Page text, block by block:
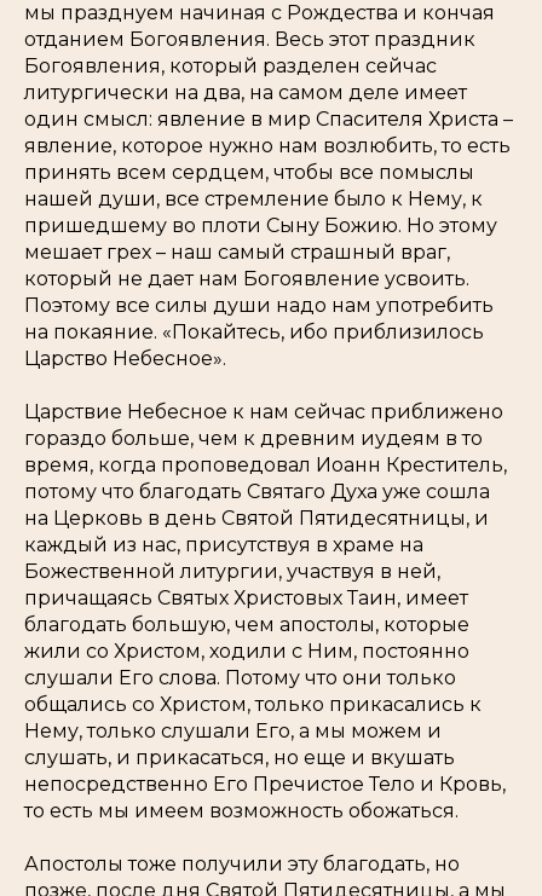
мы празднуем начиная с Рождества и кончая
отданием Богоявления. Весь этот праздник
Богоявления, который разделен сейчас
литургически на два, на самом деле имеет
один смысл: явление в мир Спасителя Христа –
явление, которое нужно нам возлюбить, то есть
принять всем сердцем, чтобы все помыслы
нашей души, все стремление было к Нему, к
пришедшему во плоти Сыну Божию. Но этому
мешает грех – наш самый страшный враг,
который не дает нам Богоявление усвоить.
Поэтому все силы души надо нам употребить
на покаяние. «Покайтесь, ибо приблизилось
Царство Небесное».
Царствие Небесное к нам сейчас приближено
гораздо больше, чем к древним иудеям в то
время, когда проповедовал Иоанн Креститель,
потому что благодать Святаго Духа уже сошла
на Церковь в день Святой Пятидесятницы, и
каждый из нас, присутствуя в храме на
Божественной литургии, участвуя в ней,
причащаясь Святых Христовых Таин, имеет
благодать большую, чем апостолы, которые
жили со Христом, ходили с Ним, постоянно
слушали Его слова. Потому что они только
общались со Христом, только прикасались к
Нему, только слушали Его, а мы можем и
слушать, и прикасаться, но еще и вкушать
непосредственно Его Пречистое Тело и Кровь,
то есть мы имеем возможность обожаться.
Апостолы тоже получили эту благодать, но
позже, после дня Святой Пятидесятницы, а мы